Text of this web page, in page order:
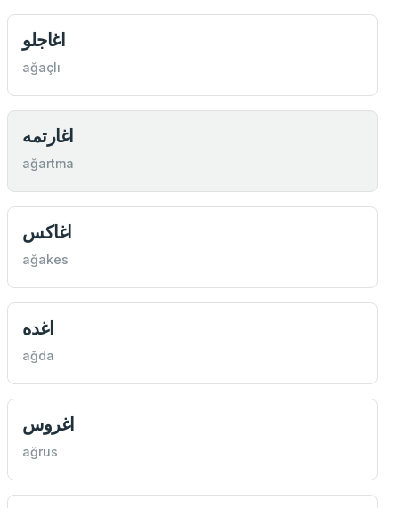
اغاجلو
ağaçlı
اغارتمه
ağartma
اغاكس
ağakes
اغده
ağda
اغروس
ağrus